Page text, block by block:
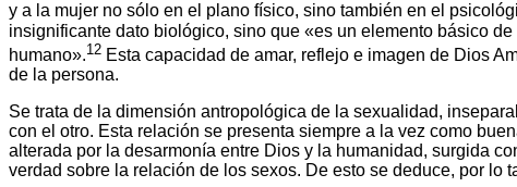
y a la mujer no sólo en el plano físico, sino también en el
insignificante dato biológico, sino que «es un elemento básico
humano».12 Esta capacidad de amar, reflejo e imagen de Dios
de la persona.
Se trata de la dimensión antropológica de la sexualidad,
con el otro. Esta relación se presenta siempre a la vez como
alterada por la desarmonía entre Dios y la humanidad, surgida
verdad sobre la relación de los sexos. De esto se deduce, por lo